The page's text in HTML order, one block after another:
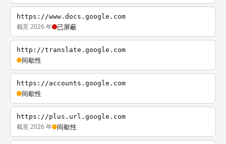
https://www.docs.google.com
截至 2026 年 已屏蔽
http://translate.google.com
间歇性
https://accounts.google.com
间歇性
https://plus.url.google.com
截至 2026 年 间歇性